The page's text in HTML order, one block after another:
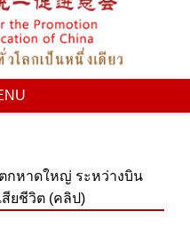
กหาดใหญ่ ระหว่างบิน
ยชีวิต (คลิป)